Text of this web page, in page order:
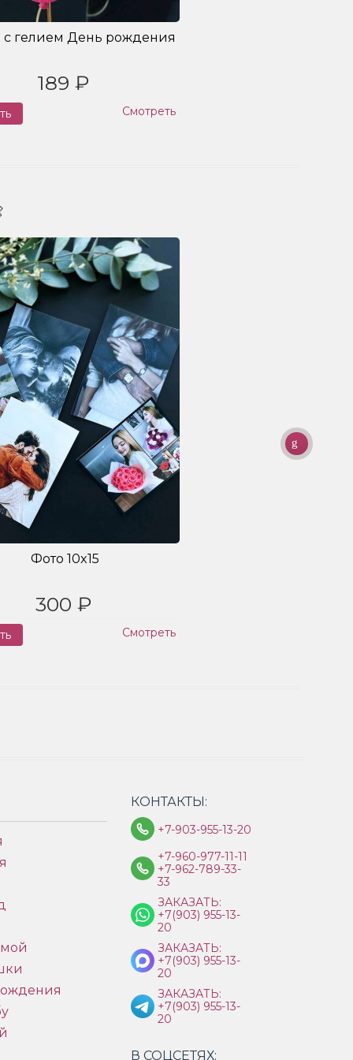
гелием День рождения
189 ₽
Смотреть
Фото 10x15
300 ₽
Смотреть
КОНТАКТЫ:
+7-903-955-13-20
+7-960-977-11-11
+7-962-789-33-
33
ЗАКАЗАТЬ:
+7(903) 955-13-
20
ЗАКАЗАТЬ:
+7(903) 955-13-
20
ЗАКАЗАТЬ:
+7(903) 955-13-
20
В СОЦСЕТЯХ: